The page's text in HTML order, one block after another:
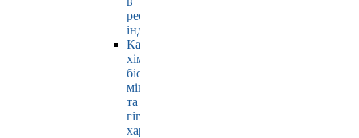
ресторанній
індустрії
Кафедра
хімії,
біохімії,
мікробіології
та
гігієни
харчування